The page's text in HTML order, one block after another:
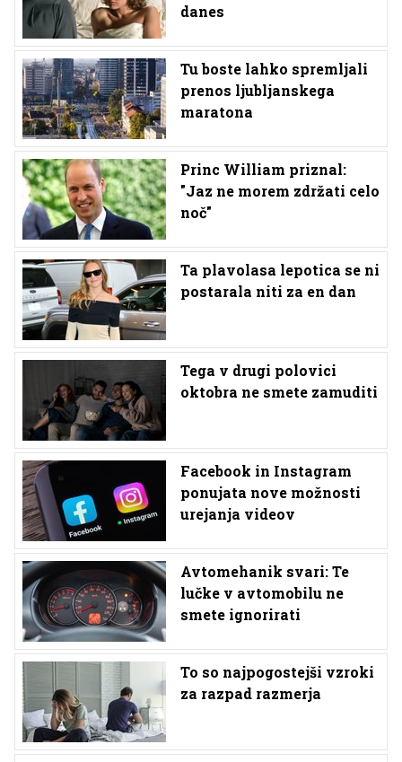
danes
Tu boste lahko spremljali
prenos ljubljanskega
maratona
Princ William priznal:
"Jaz ne morem zdržati celo
noč"
Ta plavolasa lepotica se ni
postarala niti za en dan
Tega v drugi polovici
oktobra ne smete zamuditi
Facebook in Instagram
ponujata nove možnosti
urejanja videov
Avtomehanik svari: Te
lučke v avtomobilu ne
smete ignorirati
To so najpogostejši vzroki
za razpad razmerja